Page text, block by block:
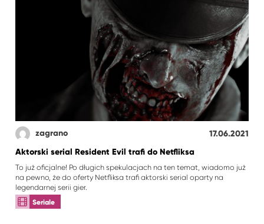
zagrano
17.06.2021
Aktorski serial Resident Evil trafi do Netfliksa
To już oficjalne! Po długich spekulacjach na ten temat, wiadomo już
na pewno, że do oferty Netfliksa trafi aktorski serial oparty na
legendarnej serii gier.
Seriale